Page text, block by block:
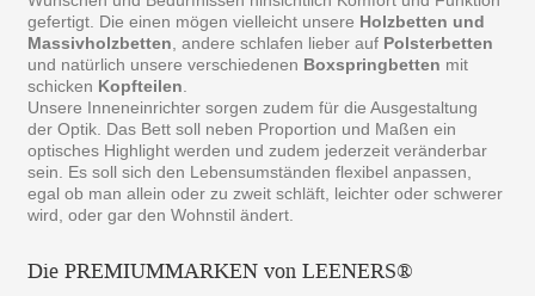
gefertigt. Die einen mögen vielleicht unsere Holzbetten und
Massivholzbetten , andere schlafen lieber auf Polsterbetten
und natürlich unsere verschiedenen Boxspringbetten mit
schicken Kopfteilen
Unsere Inneneinrichter sorgen zudem für die Ausgestaltung
der Optik. Das Bett soll neben Proportion und Maßen ein
optisches Highlight werden und zudem jederzeit veränderbar
sein. Es soll sich den Lebensumständen flexibel anpassen,
egal ob man allein oder zu zweit schläft, leichter oder schwerer
wird, oder gar den Wohnstil ändert.
Die PREMIUMMARKEN von LEENERS®